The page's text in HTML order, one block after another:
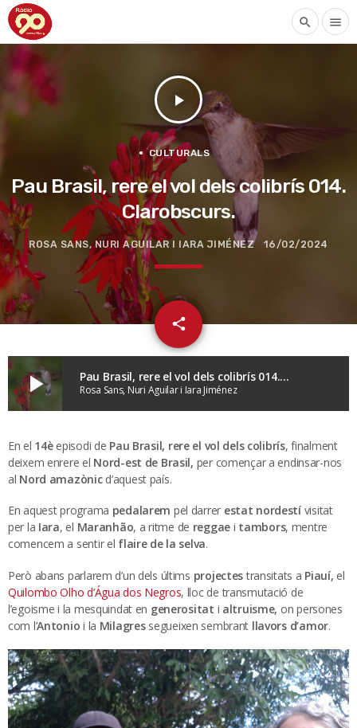
search menu
play_arrow
CULTURALS
Pau Brasil, rere el vol dels colibrís 014.
Clarobscurs.
ROSA SANS, NURI AGUILAR I IARA JIMÉNEZ 16/02/2024
share
email
play_arrow Pau Brasil, rere el vol dels colibrís 014. Clarobscurs.
Rosa Sans, Nuri Aguilar i Iara Jiménez
En el 14èepisodi de Pau Brasil, rere el vol dels colibrís, finalment
deixem enrere el Nord-est de Brasil, per començar a endinsar-nos
al Nord amazònicd’aquest país.
En aquest programa pedalarem pel darrer estat nordestívisitat
per la Iara, el Maranhão, a ritme de reggae i tambors, mentre
comencem a sentir el flaire de la selva.
Però abans parlarem d’un dels últims projectestransitats a Piauí, el
Quilombo Olho d’Água dos Negros, lloc de transmutació de
l’egoisme i la mesquindat en generositat i altruisme, on persones
com l’Antonio i la Milagres segueixen sembrant llavors d’amor.